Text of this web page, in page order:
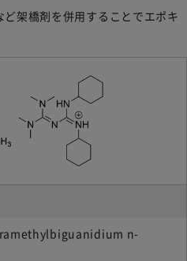
架橋剤を併用することでエポキ
n-